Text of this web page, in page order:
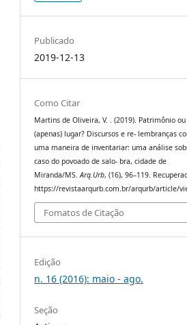
Publicado
2019-12-13
Como Citar
Martins de Oliveira, V. . (2019). Patrimônio ou
(apenas) lugar? Discursos e re- lembranças
uma maneira de inventariar: uma análise
caso do povoado de salo- bra, cidade de
Miranda/MS.Arq.Urb, (16), 96–119.
https://revistaarqurb.com.br/arqurb/article/
Fomatos de Citação
Edição
n. 16 (2016): maio - ago.
Seção